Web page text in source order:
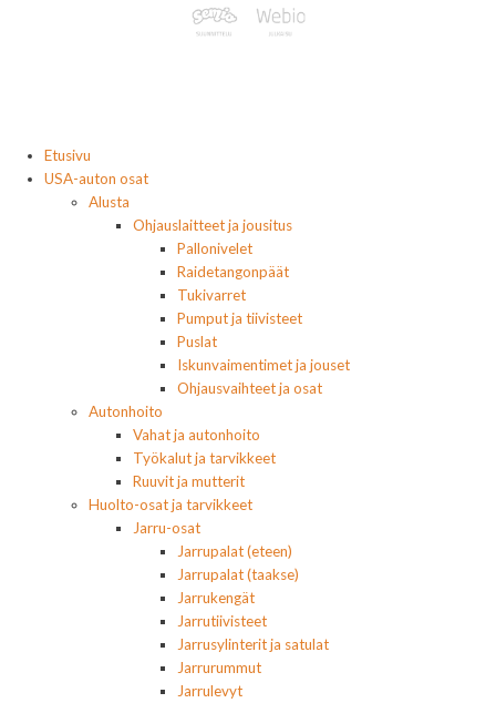
Etusivu
USA-auton osat
Alusta
Ohjauslaitteet ja jousitus
Pallonivelet
Raidetangonpäät
Tukivarret
Pumput ja tiivisteet
Puslat
Iskunvaimentimet ja jouset
Ohjausvaihteet ja osat
Autonhoito
Vahat ja autonhoito
Työkalut ja tarvikkeet
Ruuvit ja mutterit
Huolto-osat ja tarvikkeet
Jarru-osat
Jarrupalat (eteen)
Jarrupalat (taakse)
Jarrukengät
Jarrutiivisteet
Jarrusylinterit ja satulat
Jarrurummut
Jarrulevyt